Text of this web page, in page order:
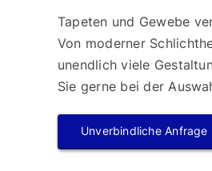
Tapeten und Gewebe
Von moderner
unendlich viele
Sie gerne bei der
Unverbindliche Anfrage